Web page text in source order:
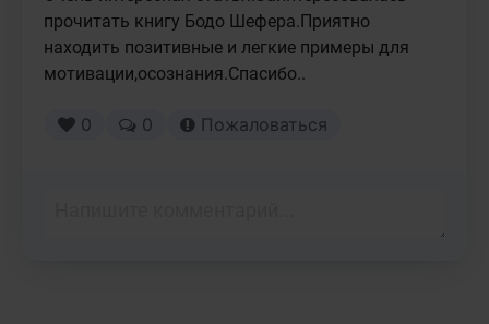
прочитать книгу Бодо Шефера.Приятно
находить позитивные и легкие примеры для
мотивации,осознания.Спасибо..
0 0 Пожаловаться